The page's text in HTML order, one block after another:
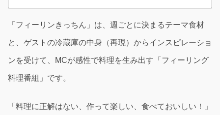
「フィーリンきっちん」は、週ごとに決まるテーマ食材
と、ゲストの冷蔵庫の中身（再現）からインスピレーショ
ンを受けて、MCが感性で料理を生み出す「フィーリング
料理番組」です。
「料理に正解はない、作って楽しい、食べておいしい！」